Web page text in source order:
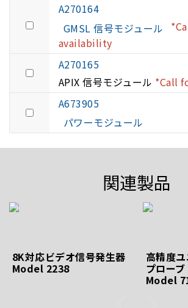
A270164
GMSL 信号モジュール
availability
A270165
APIX 信号モジュール *Call
A673905
パワーモジュール
関連製品
8K対応ビデオ信号発生器
Model 2238
高精度
プローブ
Model